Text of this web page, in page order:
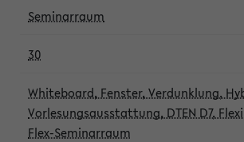
Seminarraum
30
Whiteboard, Fenster, Verdunklung,
Vorlesungsausstattung, DTEN D7,
Flex-Seminarraum